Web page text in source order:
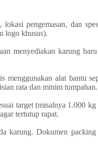
pengemasan, dan
logo khusus).
menyediakan karung
menggunakan alat bantu
rata dan minim tumpahan.
target (misalnya 1.000
tertutup rapat.
karung. Dokumen